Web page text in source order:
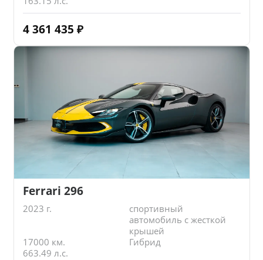
4 361 435 ₽
Ferrari 296
2023 г.
спортивный
автомобиль с жесткой
крышей
17000 км.
Гибрид
663.49 л.с.